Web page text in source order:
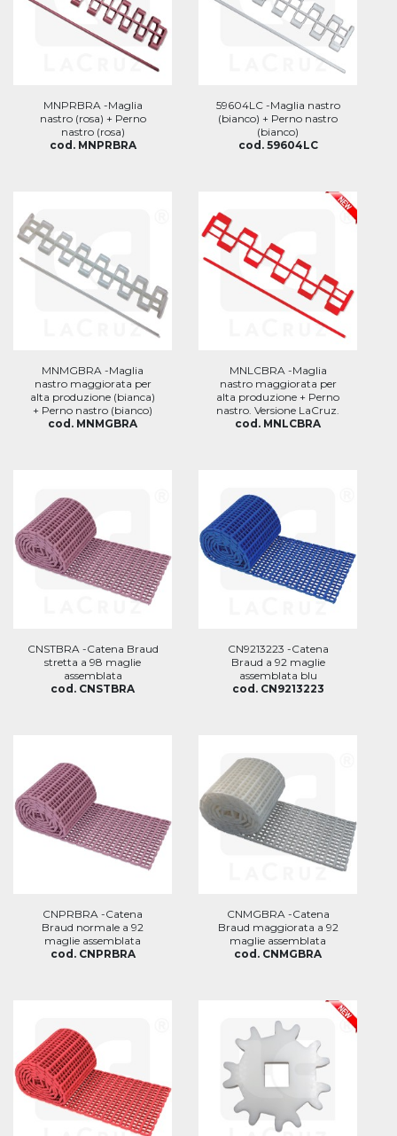
MNPRBRA -Maglia
nastro (rosa) + Perno
nastro (rosa)
cod. MNPRBRA
59604LC -Maglia nastro
(bianco) + Perno nastro
(bianco)
cod. 59604LC
MNMGBRA -Maglia
nastro maggiorata per
alta produzione (bianca)
+ Perno nastro (bianco)
cod. MNMGBRA
MNLCBRA -Maglia
nastro maggiorata per
alta produzione + Perno
nastro. Versione LaCruz.
cod. MNLCBRA
CNSTBRA -Catena Braud
stretta a 98 maglie
assemblata
cod. CNSTBRA
CN9213223 -Catena
Braud a 92 maglie
assemblata blu
cod. CN9213223
CNPRBRA -Catena
Braud normale a 92
maglie assemblata
cod. CNPRBRA
CNMGBRA -Catena
Braud maggiorata a 92
maglie assemblata
cod. CNMGBRA